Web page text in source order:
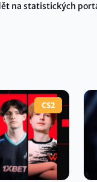
na statistických
CS2